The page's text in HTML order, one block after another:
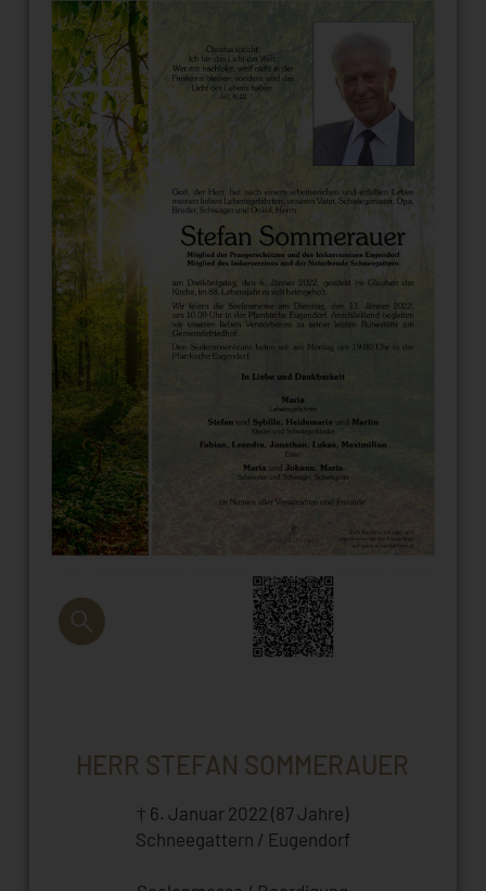
HERR STEFAN SOMMERAUER
† 6. Januar 2022 (87 Jahre)
Schneegattern / Eugendorf